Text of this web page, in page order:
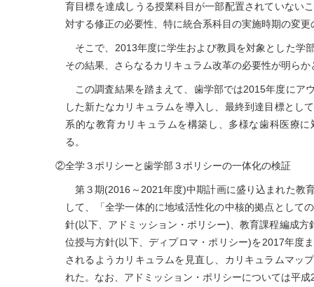
育目標を達成しうる授業科目が一部配置されていない
対する修正の必要性、特に統合系科目の実施時期の変
そこで、2013年度に学生および教員を対象とした学
その結果、さらなるカリキュラム改革の必要性が明らか
この調査結果を踏まえて、歯学部では2015年度にア
した新たなカリキュラムを導入し、最終到達目標とし
系的な教育カリキュラムを構築し、多様な歯科医療
る。
②全学３ポリシーと歯学部３ポリシーの一体化の検証
第３期(2016～2021年度)中期計画に盛り込まれた教
して、「全学一体的に地域活性化の中核的拠点として
針(以下、アドミッション・ポリシー)、教育課程編成
位授与方針(以下、ディプロマ・ポリシー)を2017年度
されるようカリキュラムを見直し、カリキュラムマッ
れた。なお、アドミッション・ポリシーについては平